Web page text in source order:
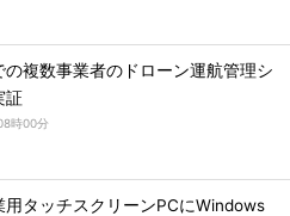
の複数事業者のドローン運航管理シ
証
時00分
用タッチスクリーンPCにWindows